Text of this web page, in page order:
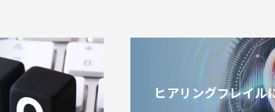
ヒアリングフレイル